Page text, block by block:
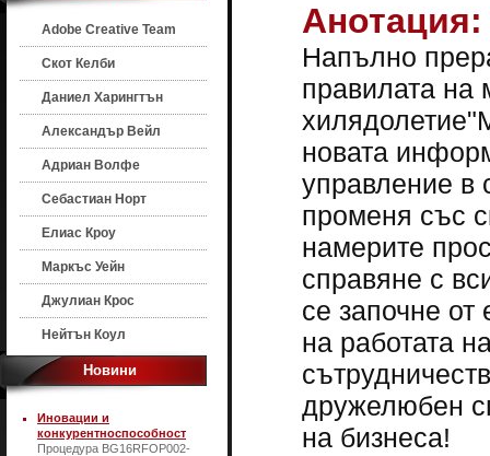
Adobe Creative Team
Скот Келби
Даниел Харингтън
Александър Вейл
Адриан Волфе
Себастиан Норт
Елиас Кроу
Маркъс Уейн
Джулиан Крос
Нейтън Коул
Новини
Иновации и
конкурентноспособност
Процедура BG16RFOP002-
Анотация:
Напълно
правилата на
новата
управление в
променя със
намерите
справяне с
се започне от
на работата
дружелюбен
на бизнеса!